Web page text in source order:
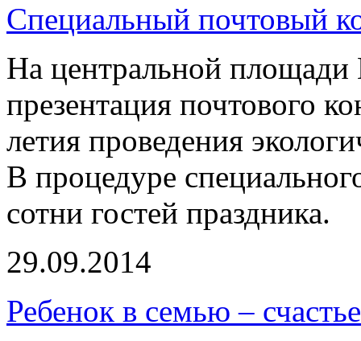
Специальный почтовый
На центральной площади
презентация почтового
летия проведения
В процедуре
сотни гостей праздника.
29.09.2014
Ребенок в семью –